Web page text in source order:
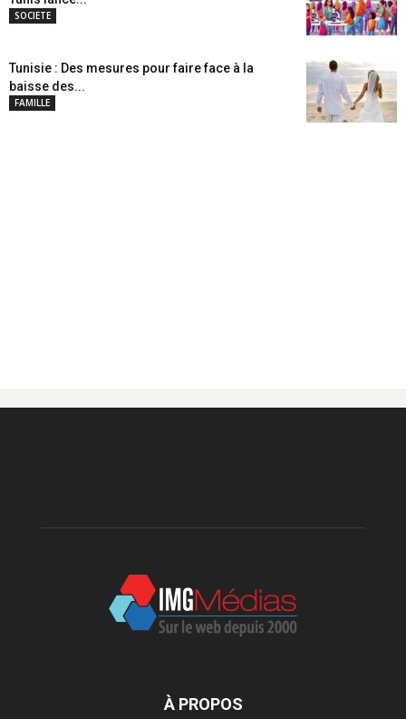
SOCIETE
Tunisie : Des mesures pour faire face à la
baisse des...
FAMILLE
À PROPOS